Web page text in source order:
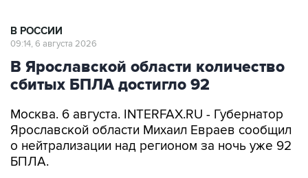
В РОССИИ
09:14, 6 августа 2026
В Ярославской области количество
сбитых БПЛА достигло 92
Москва. 6 августа. INTERFAX.RU - Губернатор
Ярославской области Михаил Евраев сообщил
о нейтрализации над регионом за ночь уже 92
БПЛА.